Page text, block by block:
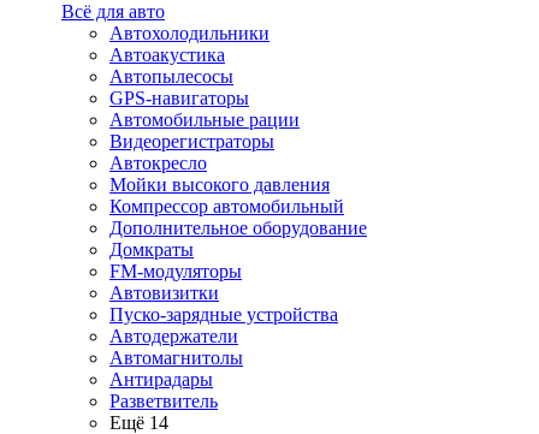
Всё для авто
Автохолодильники
Автоакустика
Автопылесосы
GPS-навигаторы
Автомобильные рации
Видеорегистраторы
Автокресло
Мойки высокого давления
Компрессор автомобильный
Дополнительное оборудование
Домкраты
FM-модуляторы
Автовизитки
Пуско-зарядные устройства
Автодержатели
Автомагнитолы
Антирадары
Разветвитель
Ещё 14